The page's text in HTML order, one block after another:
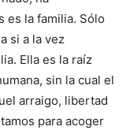
es la familia. Sólo
si a la vez
Ella es la raíz
sin la cual el
arraigo, libertad
para acoger